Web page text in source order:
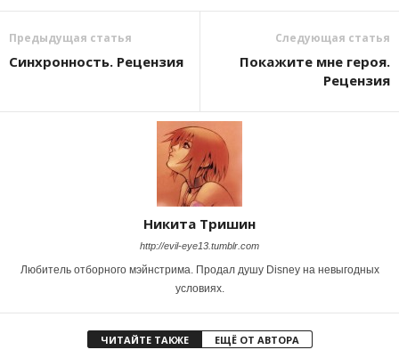
Предыдущая статья
Синхронность. Рецензия
Следующая статья
Покажите мне героя.
Рецензия
Никита Тришин
http://evil-eye13.tumblr.com
Любитель отборного мэйнстрима. Продал душу Disney на невыгодных
условиях.
ЧИТАЙТЕ ТАКЖЕ ЕЩЁ ОТ АВТОРА